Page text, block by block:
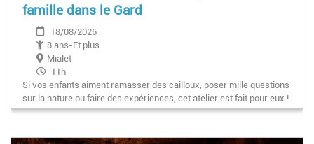
famille dans le Gard
18/08/2026
8 ans-Et plus
Mialet
11h
Si vos enfants aiment ramasser des cailloux, poser mille questions
sur la nature ou faire des expériences, cet atelier est fait pour eux !